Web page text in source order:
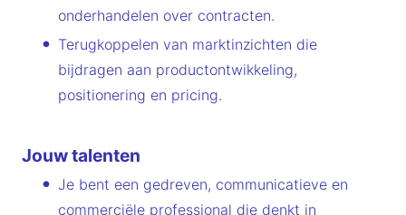
onderhandelen over contracten.
Terugkoppelen van marktinzichten die
bijdragen aan productontwikkeling,
positionering en pricing.
Jouw talenten
Je bent een gedreven, communicatieve en
commerciële professional die denkt in